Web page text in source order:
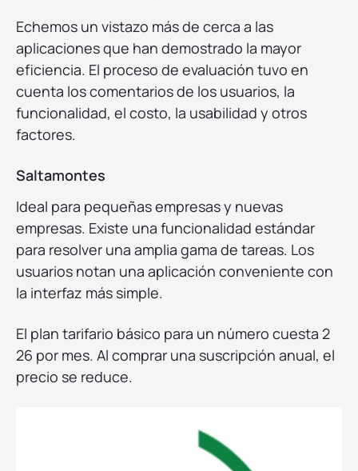
Echemos un vistazo más de cerca a las
aplicaciones que han demostrado la mayor
eficiencia. El proceso de evaluación tuvo en
cuenta los comentarios de los usuarios, la
funcionalidad, el costo, la usabilidad y otros
factores.
Saltamontes
Ideal para pequeñas empresas y nuevas
empresas. Existe una funcionalidad estándar
para resolver una amplia gama de tareas. Los
usuarios notan una aplicación conveniente con
la interfaz más simple.
El plan tarifario básico para un número cuesta 2
26 por mes. Al comprar una suscripción anual, el
precio se reduce.